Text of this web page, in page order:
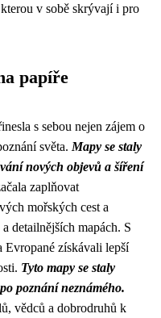
v sobě skrývají i pro
papíře
s sebou nejen zájem o
světa. Mapy se staly
nových objevů a šíření
zaplňovat
mořských cest a
detailnějších mapách. S
Evropané získávali lepší
Tyto mapy se staly
poznání neznámého.
vědců a dobrodruhů k